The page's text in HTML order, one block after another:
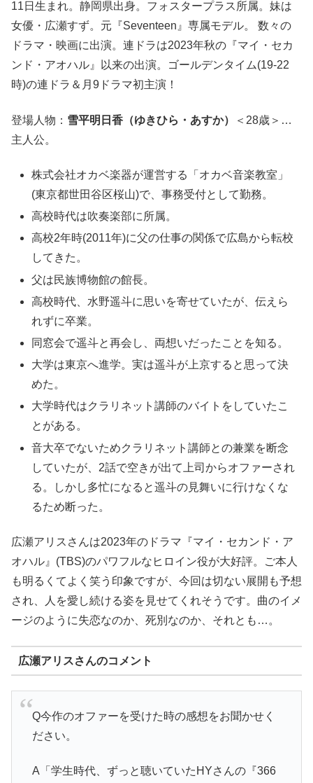
11日生まれ。静岡県出身。フォスタープラス所属。妹は
女優・広瀬すず。元『Seventeen』専属モデル。 数々の
ドラマ・映画に出演。連ドラは2023年秋の『マイ・セカ
ンド・アオハル』以来の出演。ゴールデンタイム(19-22
時)の連ドラ＆月9ドラマ初主演！
登場人物： 雪平明日香（ゆきひら・あすか）
＜28歳＞…
主人公。
株式会社オカベ楽器が運営する「オカベ音楽教室」
(東京都世田谷区桜山)で、事務受付として勤務。
高校時代は吹奏楽部に所属。
高校2年時(2011年)に父の仕事の関係で広島から転校
してきた。
父は民族博物館の館長。
高校時代、水野遥斗に思いを寄せていたが、伝えら
れずに卒業。
同窓会で遥斗と再会し、両想いだったことを知る。
大学は東京へ進学。実は遥斗が上京すると思って決
めた。
大学時代はクラリネット講師のバイトをしていたこ
とがある。
音大卒でないためクラリネット講師との兼業を断念
していたが、2話で空きが出て上司からオファーされ
る。しかし多忙になると遥斗の見舞いに行けなくな
るため断った。
広瀬アリスさんは2023年のドラマ『マイ・セカンド・ア
オハル』(TBS)のパワフルなヒロイン役が大好評。ご本人
も明るくてよく笑う印象ですが、今回は切ない展開も予想
され、人を愛し続ける姿を見せてくれそうです。曲のイメ
ージのように失恋なのか、死別なのか、それとも…。
広瀬アリスさんのコメント
Q今作のオファーを受けた時の感想をお聞かせく
ださい。
A「学生時代、ずっと聴いていたHYさんの『366